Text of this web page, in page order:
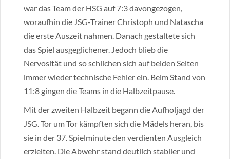
war das Team der HSG auf 7:3 davongezogen,
woraufhin die JSG-Trainer Christoph und Natascha
die erste Auszeit nahmen. Danach gestaltete sich
das Spiel ausgeglichener. Jedoch blieb die
Nervosität und so schlichen sich auf beiden Seiten
immer wieder technische Fehler ein. Beim Stand von
11:8 gingen die Teams in die Halbzeitpause.
Mit der zweiten Halbzeit begann die Aufholjagd der
JSG. Tor um Tor kämpften sich die Mädels heran, bis
sie in der 37. Spielminute den verdienten Ausgleich
erzielten. Die Abwehr stand deutlich stabiler und